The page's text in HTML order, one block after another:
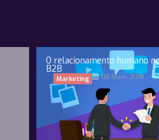
O relacionamento humano
B2B
Marketing 08 Maio, 2018